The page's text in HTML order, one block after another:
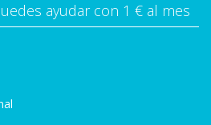
ayudar con 1 € al mes